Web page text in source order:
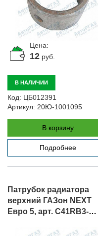
Цена:
12 руб.
В НАЛИЧИИ
Код: ЦБ012391
Артикул: 20Ю-1001095
В корзину
Подробнее
Патрубок радиатора
верхний ГАЗон NEXT
Евро 5, арт. C41RB3-